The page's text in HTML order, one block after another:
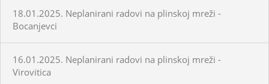
18.01.2025. Neplanirani radovi na plinskoj mreži -
Bocanjevci
16.01.2025. Neplanirani radovi na plinskoj mreži -
Virovitica